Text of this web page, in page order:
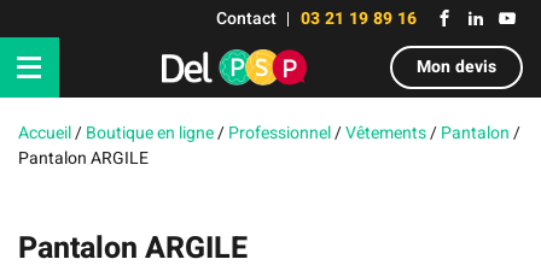
Contact
03 21 19 89 16
Mon devis
Accueil/Boutique en ligne/Professionnel/Vêtements/Pantalon/
Pantalon ARGILE
Pantalon ARGILE